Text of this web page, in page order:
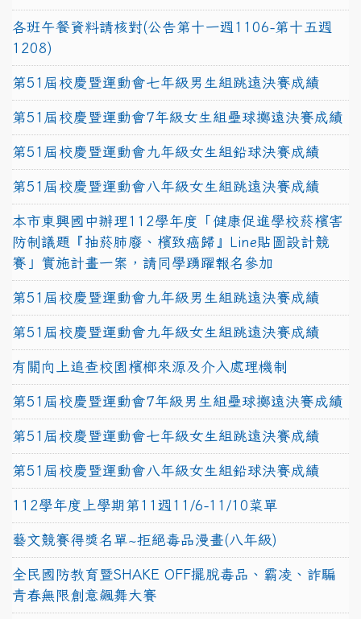
各班午餐資料請核對(公告第十一週1106-第十五週
1208)
第51屆校慶暨運動會七年級男生組跳遠決賽成績
第51屆校慶暨運動會7年級女生組壘球擲遠決賽成績
第51屆校慶暨運動會九年級女生組鉛球決賽成績
第51屆校慶暨運動會八年級女生組跳遠決賽成績
本市東興國中辦理112學年度「健康促進學校菸檳害
防制議題『抽菸肺廢、檳致癌歸』Line貼圖設計競
賽」實施計畫一案，請同學踴躍報名參加
第51屆校慶暨運動會九年級男生組跳遠決賽成績
第51屆校慶暨運動會九年級女生組跳遠決賽成績
有關向上追查校園檳榔來源及介入處理機制
第51屆校慶暨運動會7年級男生組壘球擲遠決賽成績
第51屆校慶暨運動會七年級女生組跳遠決賽成績
第51屆校慶暨運動會八年級女生組鉛球決賽成績
112學年度上學期第11週11/6-11/10菜單
藝文競賽得獎名單~拒絕毒品漫畫(八年級)
全民國防教育暨SHAKE OFF擺脫毒品、霸凌、詐騙
青春無限創意飆舞大賽